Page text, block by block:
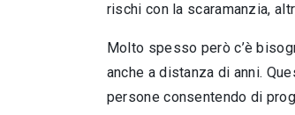
rischi con la scaramanzia,
Molto spesso però c’è
anche a distanza di anni.
persone consentendo di